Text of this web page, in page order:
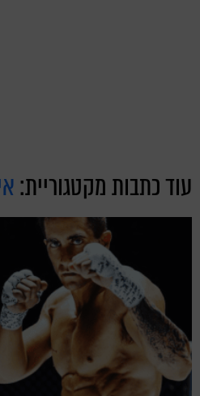
עוד כתבות מקטגוריית: